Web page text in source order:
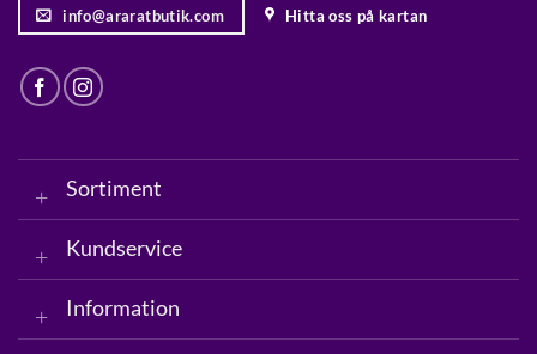
info@araratbutik.com Hitta oss på kartan
Sortiment
Kundservice
Information